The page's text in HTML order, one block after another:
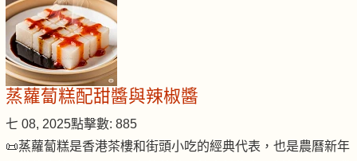
蒸蘿蔔糕配甜醬與辣椒醬
七 08, 2025點擊數: 885
📜蒸蘿蔔糕是香港茶樓和街頭小吃的經典代表，也是農曆新年